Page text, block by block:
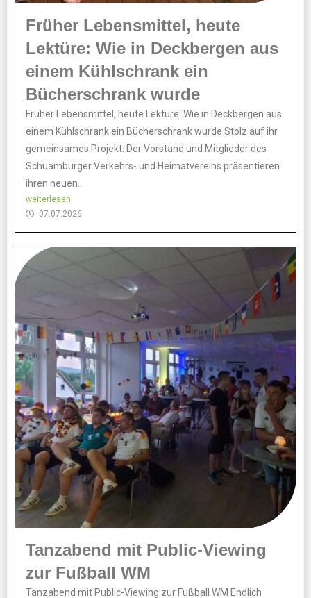
Früher Lebensmittel, heute
Lektüre: Wie in Deckbergen aus
einem Kühlschrank ein
Bücherschrank wurde
Früher Lebensmittel, heute Lektüre: Wie in Deckbergen aus
einem Kühlschrank ein Bücherschrank wurde Stolz auf ihr
gemeinsames Projekt: Der Vorstand und Mitglieder des
Schuamburger Verkehrs- und Heimatvereins präsentieren
ihren neuen...
weiterlesen
07.07.2026
Tanzabend mit Public-Viewing
zur Fußball WM
Tanzabend mit Public-Viewing zur Fußball WM Endlich